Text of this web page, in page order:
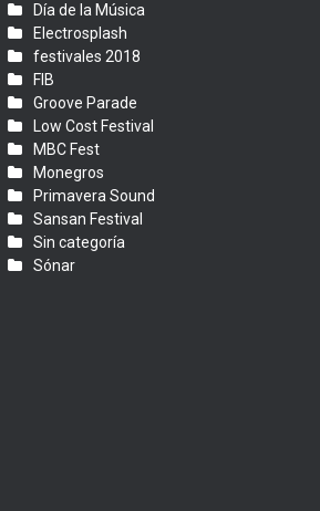
Día de la Música
Electrosplash
festivales 2018
FIB
Groove Parade
Low Cost Festival
MBC Fest
Monegros
Primavera Sound
Sansan Festival
Sin categoría
Sónar